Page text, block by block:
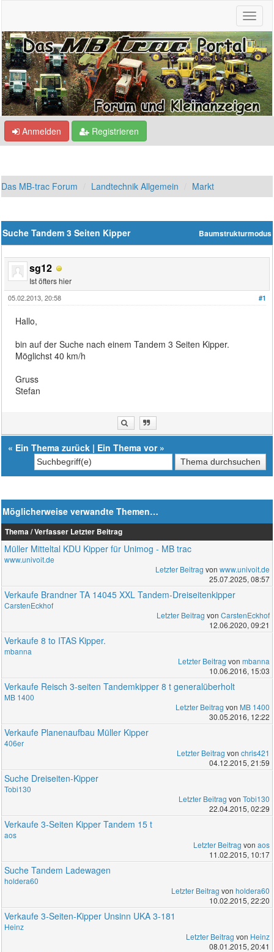
Anmelden Registrieren
Das MB-trac Forum Landtechnik Allgemein Markt
Baumstrukturmodus
Suche Tandem 3 Seiten Kipper
sg12
Ist öfters hier
#1
05.02.2013, 20:58
Hallo,
bin auf der Suche nach einem Tandem 3 Seiten Kipper.
Möglichst 40 km/h
Gruss
Stefan
« Ein Thema zurück | Ein Thema vor»
Möglicherweise verwandte Themen…
Thema / Verfasser Letzter Beitrag
Müller Mitteltal KDU Kipper für Unimog - MB trac
www.univoit.de
Letzter Beitrag von www.univoit.de
25.07.2025, 08:57
Verkaufe Brandner TA 14045 XXL Tandem-Dreiseitenkipper
CarstenEckhof
Letzter Beitrag von CarstenEckhof
12.06.2020, 09:21
Verkaufe 8 to ITAS Kipper.
mbanna
Letzter Beitrag von mbanna
10.06.2016, 15:03
Verkaufe Reisch 3-seiten Tandemkipper 8 t generalüberholt
MB 1400
Letzter Beitrag von MB 1400
30.05.2016, 12:22
Verkaufe Planenaufbau Müller Kipper
406er
Letzter Beitrag von chris421
04.12.2015, 21:59
Suche Dreiseiten-Kipper
Tobi130
Letzter Beitrag von Tobi130
22.04.2015, 02:29
Verkaufe 3-Seiten Kipper Tandem 15 t
aos
Letzter Beitrag von aos
11.02.2015, 10:17
Suche Tandem Ladewagen
holdera60
Letzter Beitrag von holdera60
10.02.2015, 22:20
Verkaufe 3-Seiten-Kipper Unsinn UKA 3-181
Heinz
Letzter Beitrag von Heinz
08.01.2015, 20:41